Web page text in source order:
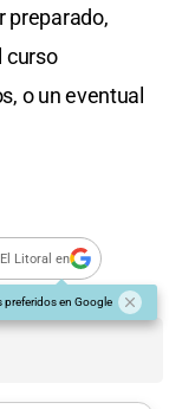
preparado,
curso
o un eventual
Litoral en
preferidos en Google